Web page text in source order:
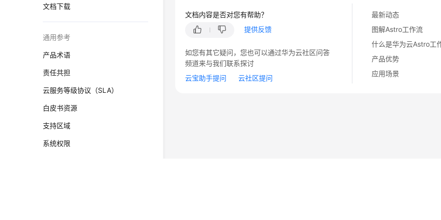
文档下载
通用参考
产品术语
责任共担
云服务等级协议（SLA）
白皮书资源
支持区域
系统权限
最新动态
图解Astro工作流
什么是华为云Astro工
产品优势
应用场景
文档内容是否对您有帮助？
提供反馈
如您有其它疑问，您也可以通过华为云社区问答
频道来与我们联系探讨
云宝助手提问
云社区提问